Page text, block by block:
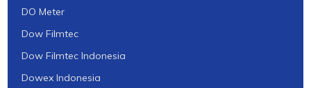
DO Meter
Dow Filmtec
Dow Filmtec Indonesia
Dowex Indonesia